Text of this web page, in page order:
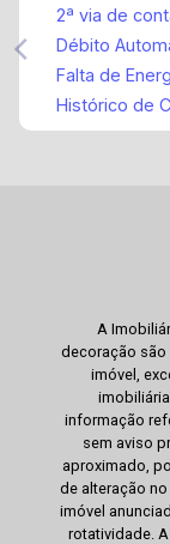
2ª via de
Débito
Falta de
Histórico de
A
decoração são
imóvel,
informação
sem aviso
aproximado,
de alteração
imóvel
rotatividade.